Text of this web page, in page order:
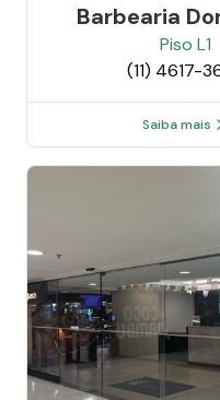
Barbearia
Piso L1
(11) 4617-
Saiba mais